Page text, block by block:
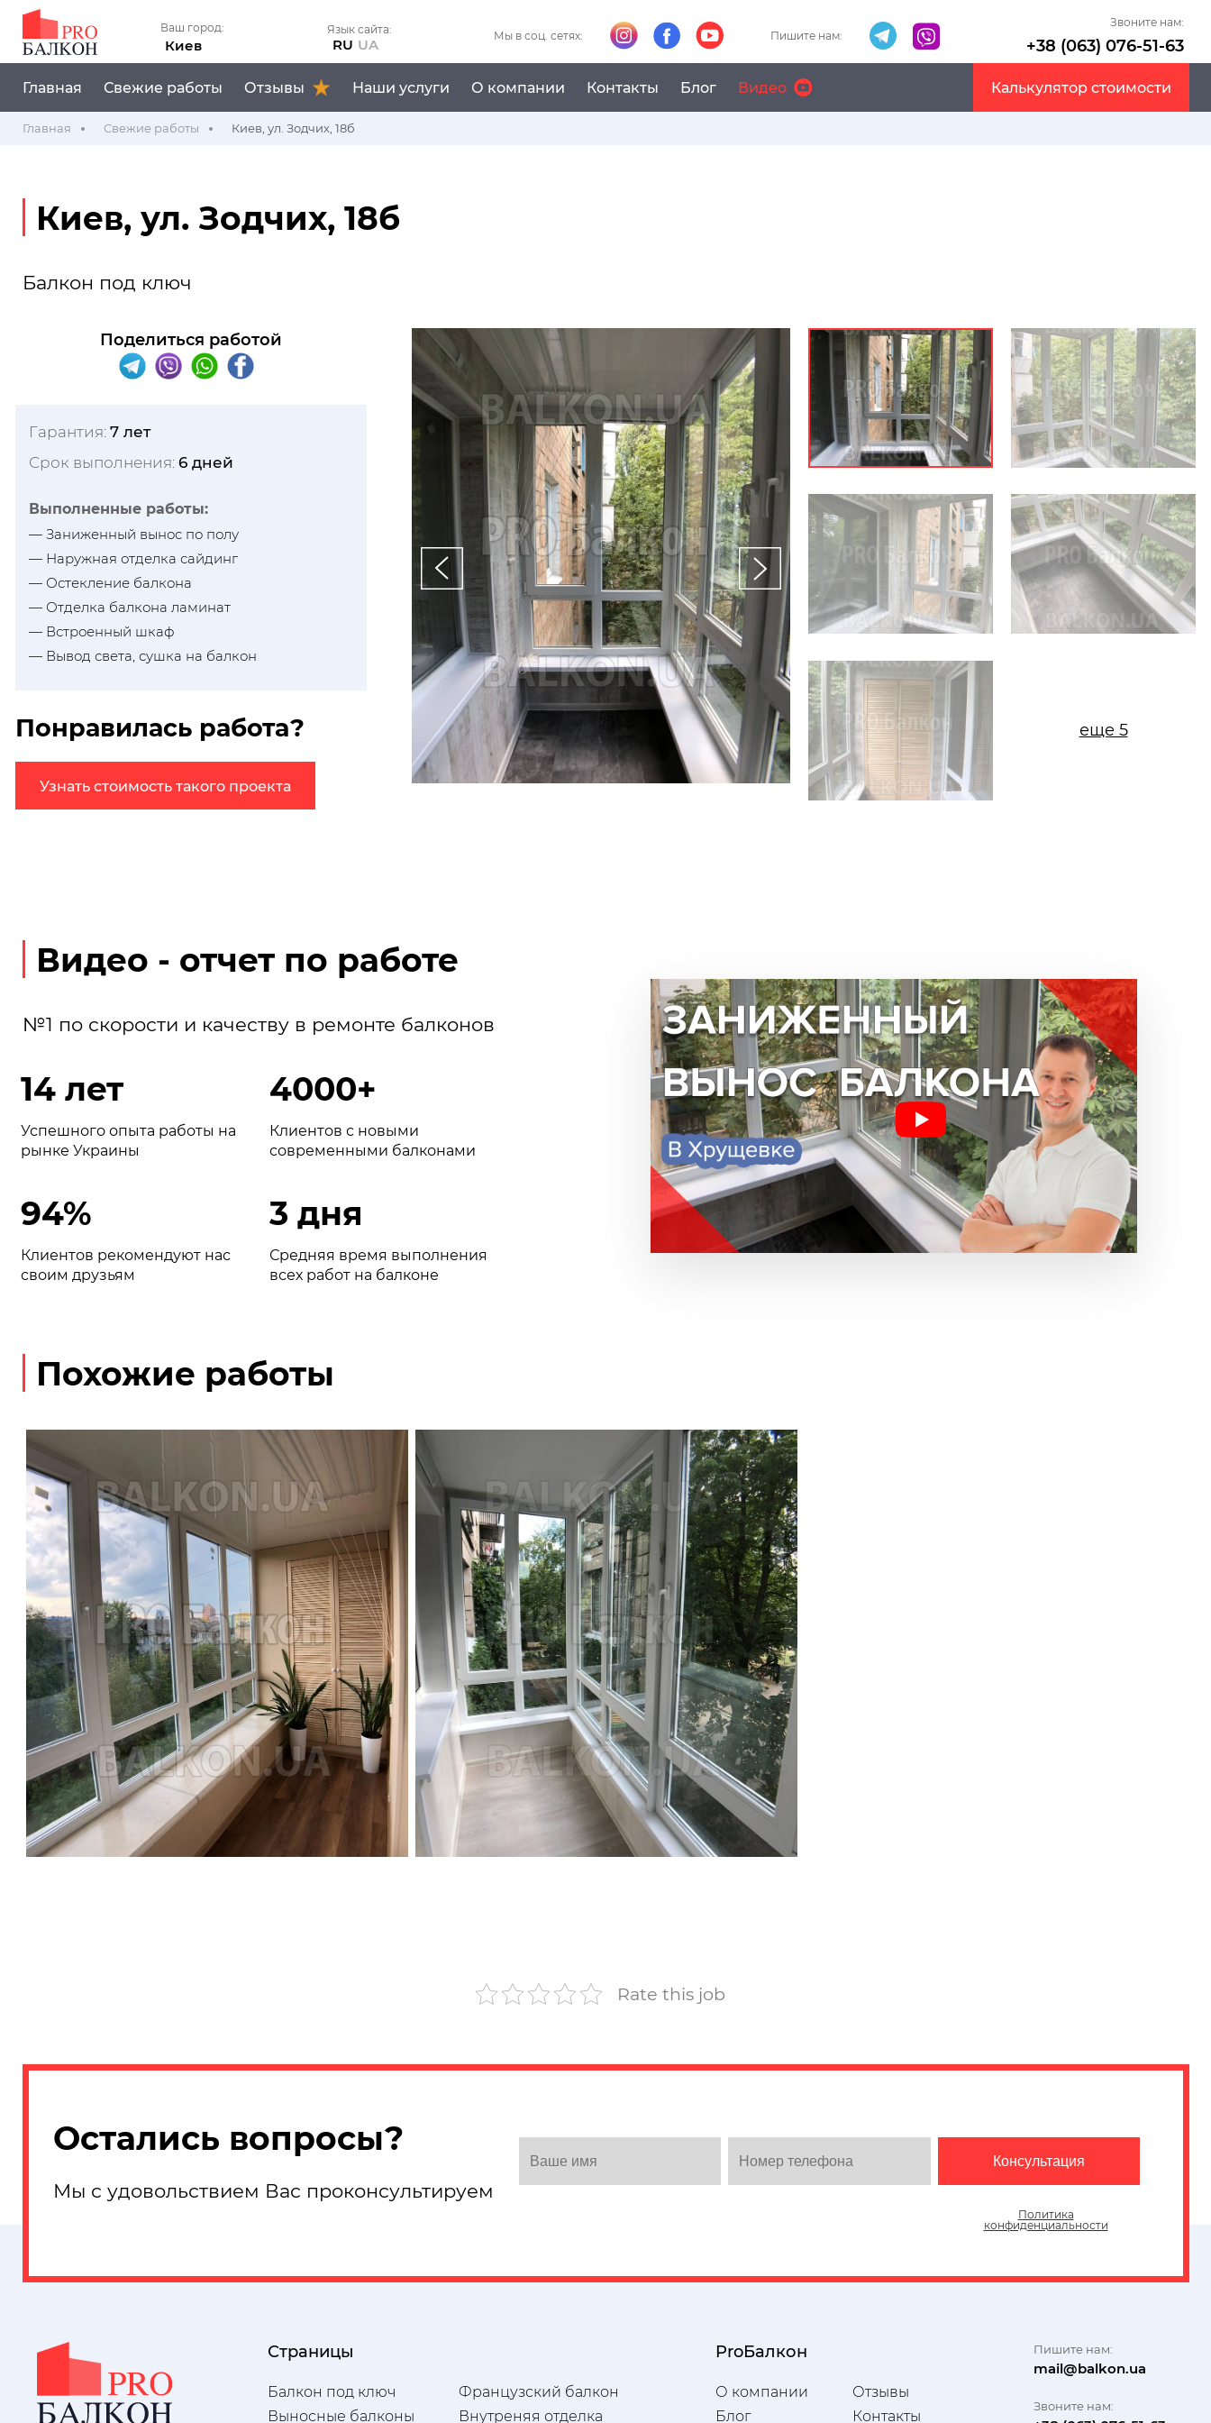
Ваш город:
Киев
Язык сайта:
RU UA
Мы в соц. сетях: Пишите нам:
Звоните нам:
+38 (063) 076-51-63
Главная Свежие работы Отзывы Наши услуги О компании Контакты Блог Видео Калькулятор стоимости
Главная Свежие работы Киев, ул. Зодчих, 18б
Киев, ул. Зодчих, 18б
Балкон под ключ
Поделиться работой
Гарантия: 7 лет
Срок выполнения: 6 дней
Выполненные работы:
— Заниженный вынос по полу
— Наружная отделка сайдинг
— Остекление балкона
— Отделка балкона ламинат
— Встроенный шкаф
— Вывод света, сушка на балкон
Понравилась работа?
Узнать стоимость такого проекта
еще 5
Видео - отчет по работе
№1 по скорости и качеству в ремонте балконов
14 лет
Успешного опыта работы на
рынке Украины
4000+
Клиентов с новыми
современными балконами
94%
Клиентов рекомендуют нас
своим друзьям
3 дня
Средняя время выполнения
всех работ на балконе
Похожие работы
— Заниженный вынос по подоконнику
— Наружная отделка сайдинг
— Остекление балкона
— Отделка балкона панели
— Встроенные шкафы
— Вывод света, сушка на балкон
— Занижене розширення по підлозі
— Зовнішнє оздоблення
— Скління балкону
— Оздоблення ламінат
— Світло
— Стеля безшовні панелі
Rate this job
Остались вопросы?
Мы с удовольствием Вас проконсультируем
Политика
конфиденциальности
Страницы
Балкон под ключ
Французский балкон
Выносные балконы
Внутреняя отделка
ProБалкон
О компании
Отзывы
Блог
Контакты
Пишите нам:
mail@balkon.ua
Звоните нам: